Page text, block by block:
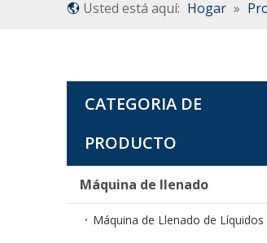
Usted está aquí: Hogar »
CATEGORIA DE
PRODUCTO
Máquina de llenado
Máquina de Llenado de Líquidos